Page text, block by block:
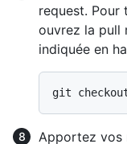
request. Pour
ouvrez la pull
indiquée en
Apportez vos